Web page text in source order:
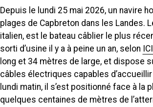
Depuis le lundi 25 mai 2026, un navire
plages de Capbreton dans les Landes.
italien, est le bateau câblier le plus
sorti d’usine il y a à peine un an, selon
long et 34 mètres de large, et dispose
câbles électriques capables
lundi matin, il s’est positionné face à la
quelques centaines de mètres de